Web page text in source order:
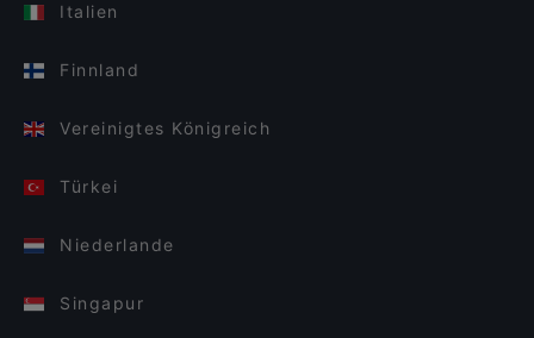
Italien
Finnland
Vereinigtes Königreich
Türkei
Niederlande
Singapur